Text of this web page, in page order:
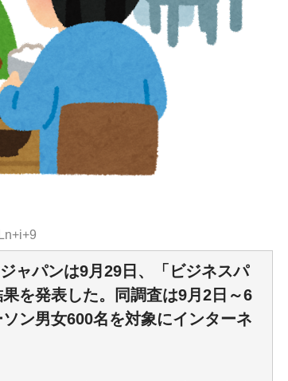
ャパンは9月29日、「ビジネスパ
を発表した。同調査は9月2日～6
ン男女600名を対象にインターネ